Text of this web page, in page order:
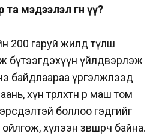
мэдээлэл өгнө үү?
200 гаруй жилд түлш
бүтээгдэхүүн үйлдвэрлэж
байдлаараа үргэлжлээд
хүн төрөлхтөн өөрөө маш том
боллоо гэдгийг
хүлээн зөвшөөрч байна.